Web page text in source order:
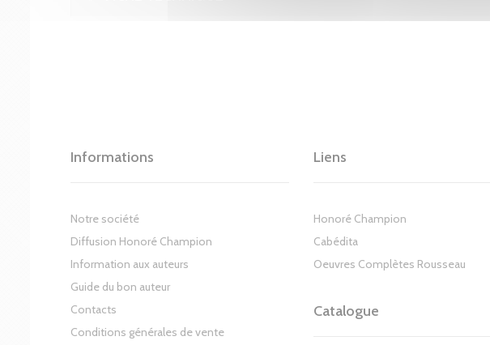
Informations
Notre société
Diffusion Honoré Champion
Information aux auteurs
Guide du bon auteur
Contacts
Conditions générales de vente
Liens
Honoré Champion
Cabédita
Oeuvres Complètes Rousseau
Catalogue